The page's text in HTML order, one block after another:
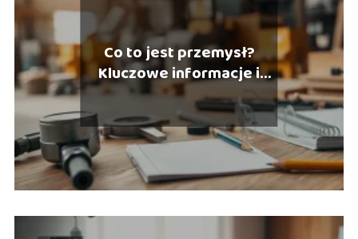
Co to jest przemysł?
Kluczowe informacje i
definicje